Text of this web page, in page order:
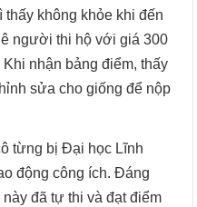
thấy không khỏe khi đến
người thi hộ với giá 300
nhận bảng điểm, thấy
sửa cho giống để nộp
từng bị Đại học Lĩnh
động công ích. Đáng
đã tự thi và đạt điểm